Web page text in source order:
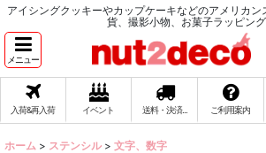
アイシングクッキーやカップケーキなどのアメリカ
貨、撮影小物、お菓子ラッピン
メニュー
入荷&再入荷 イベント 送料・決済... ご利用案内
ホーム > ステンシル > 文字、数字